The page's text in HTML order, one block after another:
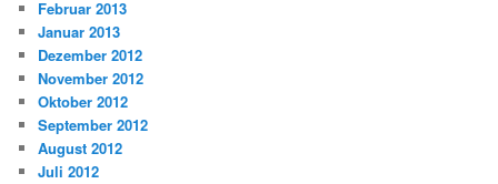
Februar 2013
Januar 2013
Dezember 2012
November 2012
Oktober 2012
September 2012
August 2012
Juli 2012